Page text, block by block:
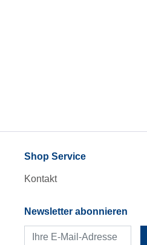
Shop Service
Kontakt
Newsletter abonnieren